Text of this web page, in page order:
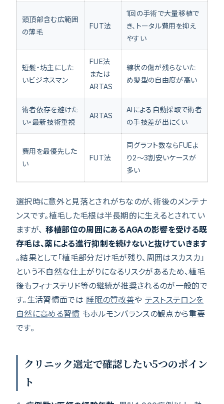
頭頂部含む広範囲
の薄毛
FUT法
1回の手術で大量移植で
き、トータル費用を抑え
やすい
短髪・坊主にした
いビジネスマン
FUE法
または
ARTAS
線状の傷が残らないた
め髪型の自由度が高い
術者依存を避けた
い・最新技術重視
ARTAS
AIによる自動採取で術者
の手技差が出にくい
費用を最優先した
い
FUT法
同グラフト数ならFUEよ
り2〜3割安いケースが
多い
選択時に意外と見落とされがちなのが、術後のメンテナ
ンスです。植毛した毛根は半長期的に生えるとされてい
ますが、 移植部位の周囲にあるAGAの影響を受ける既
存毛は、薬による進行抑制を続けないと抜けていきます
。結果として「植毛部分だけ毛が残り、周囲はスカスカ」
という不自然な仕上がりになるリスクがあるため、植毛
後もフィナステリド等の継続が推奨されるのが一般的で
す。生活習慣面では 睡眠の質改善や テストステロンを
自然に高める習慣 もホルモンバランスの観点から重要
です。
クリニック選定で確認したい5つのポイン
ト